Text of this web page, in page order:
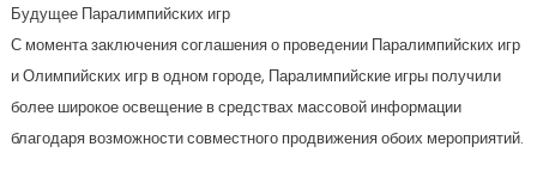
Будущее Паралимпийских игр
С момента заключения соглашения о проведении Паралимпийских игр
и Олимпийских игр в одном городе, Паралимпийские игры получили
более широкое освещение в средствах массовой информации
благодаря возможности совместного продвижения обоих мероприятий.